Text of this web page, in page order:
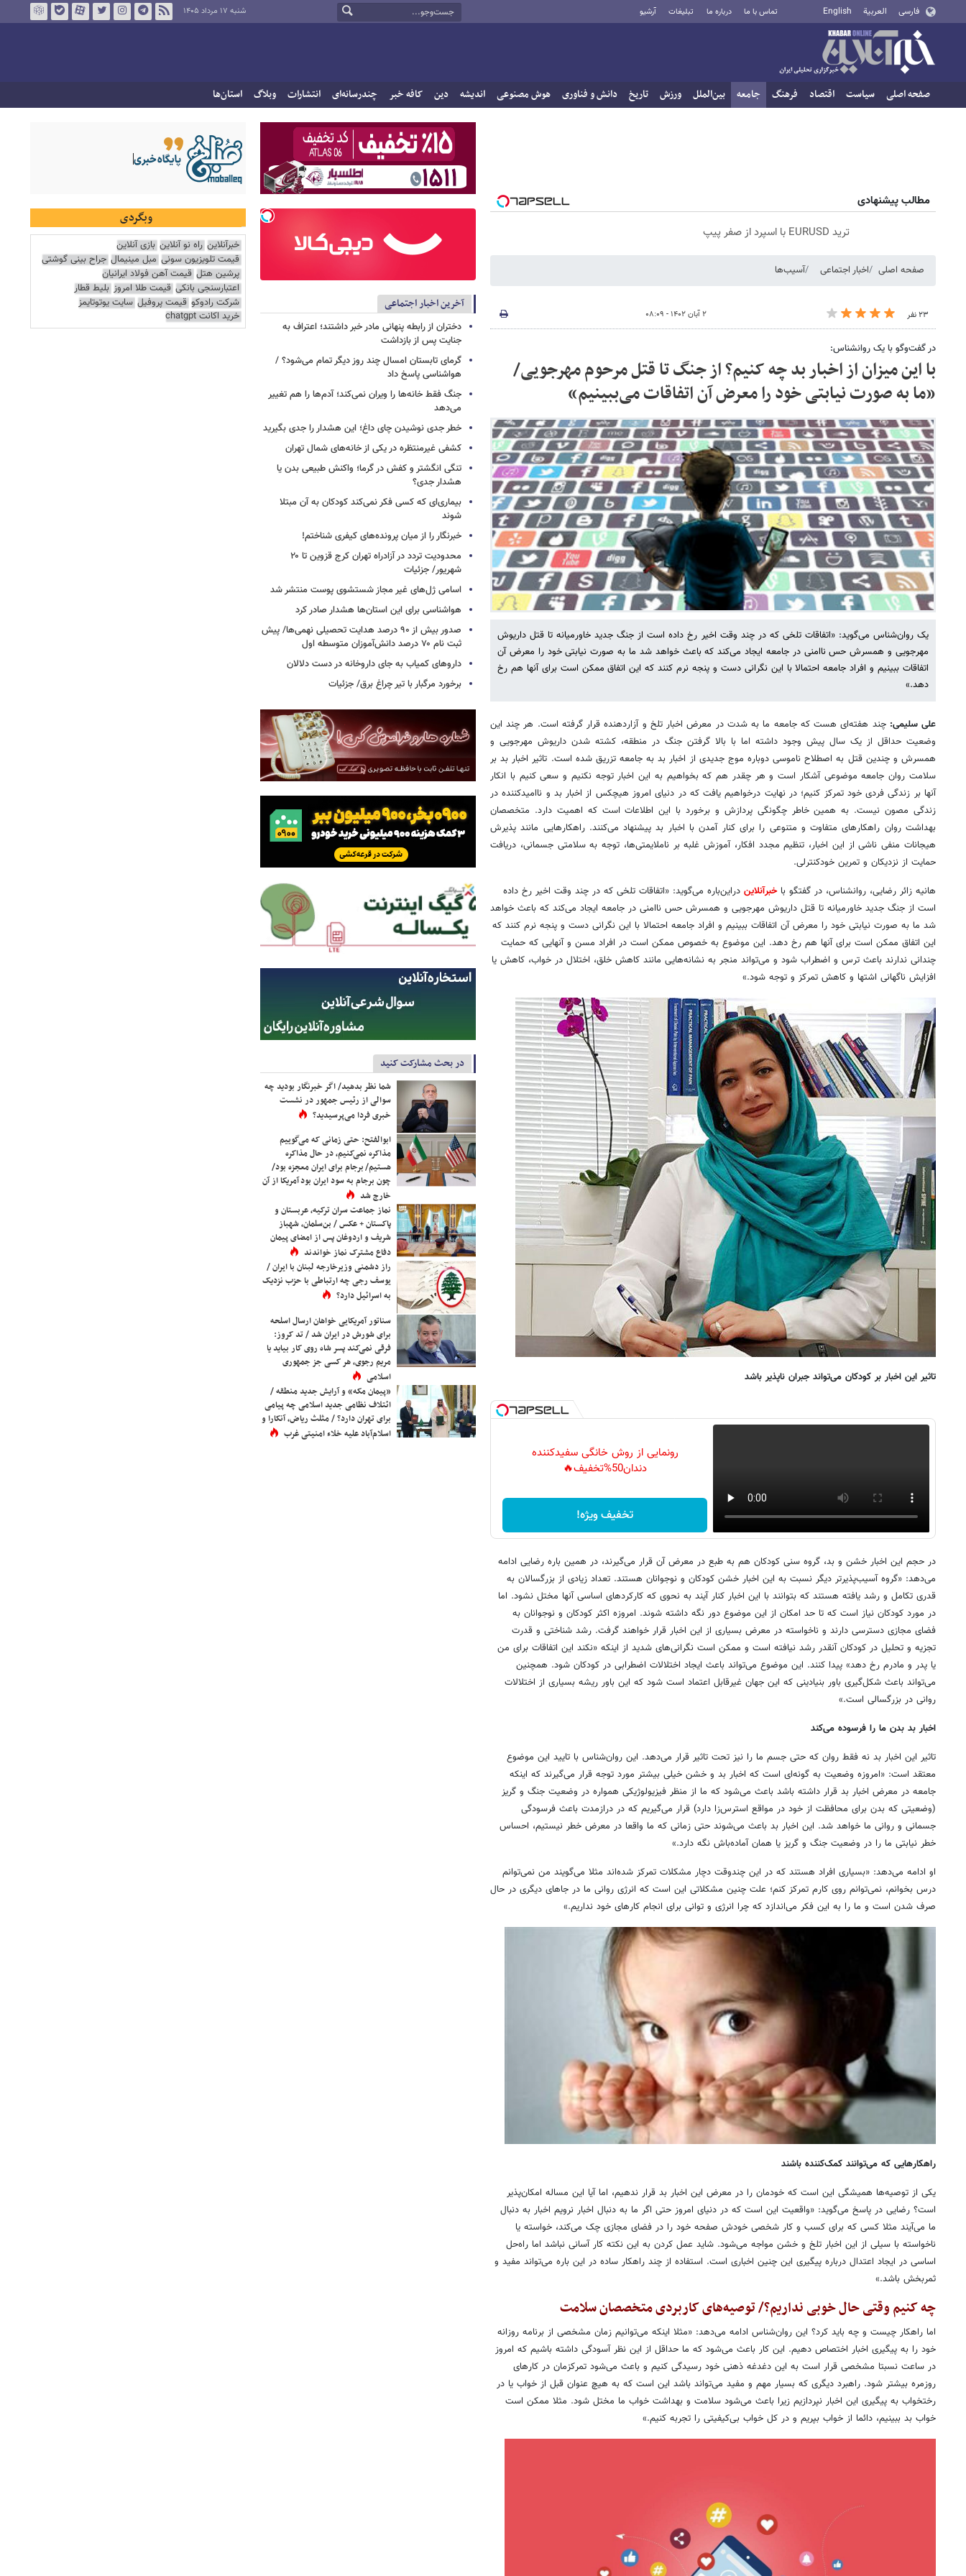
فارسی العربية English تماس با ما درباره ما تبلیغات آرشیو شنبه ۱۷ مرداد ۱۴۰۵
صفحه اصلی سیاست اقتصاد فرهنگ جامعه بین‌الملل ورزش تاریخ دانش و فناوری هوش مصنوعی اندیشه دین کافه خبر چندرسانه‌ای انتشارات وبلاگ استان‌ها
مطالب پیشنهادی
ترید EURUSD با اسپرد از صفر پیپ
صفحه اصلی اخبار اجتماعی آسیب‌ها
۲۳ نفر ۲ آبان ۱۴۰۲ - ۰۸:۰۹
در گفت‌وگو با یک روانشناس:
با این میزان از اخبار بد چه کنیم؟ از جنگ تا قتل مرحوم مهرجویی/
«ما به صورت نیابتی خود را معرض آن اتفاقات می‌ببینیم»
یک روان‌شناس می‌گوید: «اتفاقات تلخی که در چند وقت اخیر رخ داده است از جنگ جدید خاورمیانه تا قتل داریوش
مهرجویی و همسرش حس ناامنی در جامعه ایجاد می‌کند که باعث خواهد شد ما به صورت نیابتی خود را معرض آن
اتفاقات ببینیم و افراد جامعه احتمالا با این نگرانی دست و پنجه نرم کنند که این اتفاق ممکن است برای آنها هم رخ
دهد.»
علی سلیمی: چند هفته‌ای هست که جامعه ما به شدت در معرض اخبار تلخ و آزاردهنده قرار گرفته است. هر چند این
وضعیت حداقل از یک سال پیش وجود داشته اما با بالا گرفتن جنگ در منطقه، کشته شدن داریوش مهرجویی و
همسرش و چندین قتل به اصطلاح ناموسی دوباره موج جدیدی از اخبار بد به جامعه تزریق شده است. تاثیر اخبار بد بر
سلامت روان جامعه موضوعی آشکار است و هر چقدر هم که بخواهیم به این اخبار توجه نکنیم و سعی کنیم با انکار
آنها بر زندگی فردی خود تمرکز کنیم؛ در نهایت درخواهیم یافت که در دنیای امروز هیچکس از اخبار بد و ناامیدکننده در
زندگی مصون نیست. به همین خاطر چگونگی پردازش و برخورد با این اطلاعات است که اهمیت دارد. متخصصان
بهداشت روان راهکارهای متفاوت و متنوعی را برای کنار آمدن با اخبار بد پیشنهاد می‌کنند. راهکارهایی مانند پذیرش
هیجانات منفی ناشی از این اخبار، تنظیم مجدد افکار، آموزش غلبه بر ناملایمتی‌ها، توجه به سلامتی جسمانی، دریافت
حمایت از نزدیکان و تمرین خودکنترلی.
هانیه زائر رضایی، روانشناس، در گفتگو باخبرآنلاین دراین‌باره می‌گوید: «اتفاقات تلخی که در چند وقت اخیر رخ داده
است از جنگ جدید خاورمیانه تا قتل داریوش مهرجویی و همسرش حس ناامنی در جامعه ایجاد می‌کند که باعث خواهد
شد ما به صورت نیابتی خود را معرض آن اتفاقات ببینیم و افراد جامعه احتمالا با این نگرانی دست و پنجه نرم کنند که
این اتفاق ممکن است برای آنها هم رخ دهد. این موضوع به خصوص ممکن است در افراد مسن و آنهایی که حمایت
چندانی ندارند باعث ترس و اضطراب شود و می‌تواند منجر به نشانه‌هایی مانند کاهش خلق، اختلال در خواب، کاهش یا
افزایش ناگهانی اشتها و کاهش تمرکز و توجه شود.»
تاثیر این اخبار بر کودکان می‌تواند جبران ناپذیر باشد
رونمایی از روش خانگی سفیدکننده
دندان50%تخفیف🔥
تخفیف ویژه!
در حجم این اخبار خشن و بد، گروه سنی کودکان هم به طبع در معرض آن قرار می‌گیرند، در همین باره رضایی ادامه
می‌دهد: «گروه آسیب‌پذیرتر دیگر نسبت به این اخبار خشن کودکان و نوجوانان هستند. تعداد زیادی از بزرگسالان به
قدری تکامل و رشد یافته هستند که بتوانند با این اخبار کنار آیند به نحوی که کارکردهای اساسی آنها مختل نشود. اما
در مورد کودکان نیاز است که تا حد امکان از این موضوع دور نگه داشته شوند. امروزه اکثر کودکان و نوجوانان به
فضای مجازی دسترسی دارند و ناخواسته در معرض بسیاری از این اخبار قرار خواهند گرفت. رشد شناختی و قدرت
تجزیه و تحلیل در کودکان آنقدر رشد نیافته است و ممکن است نگرانی‌های شدید از اینکه «نکند این اتفاقات برای من
یا پدر و مادرم رخ دهد» پیدا کنند. این موضوع می‌تواند باعث ایجاد اختلالات اضطرابی در کودکان شود. همچنین
می‌تواند باعث شکل‌گیری باور بنیادینی که این جهان غیرقابل اعتماد است شود که این باور ریشه بسیاری از اختلالات
روانی در بزرگسالی است.»
اخبار بد بدن ما را فرسوده می‌کند
تاثیر این اخبار بد نه فقط روان که حتی جسم ما را نیز تحت تاثیر قرار می‌دهد. این روان‌شناس با تایید این موضوع
معتقد است: «امروزه وضعیت به گونه‌ای است که اخبار بد و خشن خیلی بیشتر مورد توجه قرار می‌گیرند که اینکه
جامعه در معرض اخبار بد قرار داشته باشد باعث می‌شود که ما از منظر فیزیولوژیکی همواره در وضعیت جنگ و گریز
(وضعیتی که بدن برای محافظت از خود در مواقع استرس‌زا دارد) قرار می‌گیریم که در درازمدت باعث فرسودگی
جسمانی و روانی ما خواهد شد. این اخبار بد باعث می‌شوند حتی زمانی که ما واقعا در معرض خطر نیستیم، احساس
خطر نیابتی ما را در وضعیت جنگ و گریز یا همان آماده‌باش نگه دارد.»
او ادامه می‌دهد: «بسیاری افراد هستند که در این چندوقت دچار مشکلات تمرکز شده‌اند مثلا می‌گویند من نمی‌توانم
درس بخوانم، نمی‌توانم روی کارم تمرکز کنم؛ علت چنین مشکلاتی این است که انرژی روانی ما در جاهای دیگری در حال
صرف شدن است و ما را به این فکر می‌اندازد که چرا انرژی و توانی برای انجام کارهای خود نداریم.»
راهکارهایی که می‌توانند کمک‌کننده باشند
یکی از توصیه‌ها همیشگی این است که خودمان را در معرض این اخبار بد قرار ندهیم، اما آیا این مساله امکان‌پذیر
است؟ رضایی در پاسخ می‌گوید: «واقعیت این است که در دنیای امروز حتی اگر ما به دنبال اخبار نرویم اخبار به دنبال
ما می‌آیند مثلا کسی که برای کسب و کار شخصی خودش صفحه خود را در فضای مجازی چک می‌کند، خواسته یا
ناخواسته با سیلی از این اخبار تلخ و خشن مواجه می‌شود. شاید عمل کردن به این نکته کار آسانی نباشد اما راه‌حل
اساسی در ایجاد اعتدال درباره پیگیری این چنین اخباری است. استفاده از چند راهکار ساده در این باره می‌تواند مفید و
ثمربخش باشد.»
چه کنیم وقتی حال خوبی نداریم؟/ توصیه‌های کاربردی متخصصان سلامت
اما راهکار چیست و چه باید کرد؟ این روان‌شناس ادامه می‌دهد: «مثلا اینکه می‌توانیم زمان مشخصی از برنامه روزانه
خود را به پیگیری اخبار اختصاص دهیم. این کار باعث می‌شود که ما حداقل از این نظر آسودگی داشته باشیم که امروز
در ساعت نسبتا مشخصی قرار است به این دغدغه ذهنی خود رسیدگی کنیم و باعث می‌شود تمرکزمان در کارهای
روزمره بیشتر شود. راهبرد دیگری که بسیار مهم و مفید می‌تواند باشد این است که به هیچ عنوان قبل از خواب یا در
رختخواب به پیگیری این اخبار نپردازیم زیرا باعث می‌شود سلامت و بهداشت خواب ما مختل شود. مثلا ممکن است
خواب بد ببینیم، دائما از خواب بپریم و در کل خواب بی‌کیفیتی را تجربه کنیم.»
آخرین اخبار اجتماعی
دختران از رابطه پنهانی مادر خبر داشتند؛ اعتراف به
جنایت پس از بازداشت
گرمای تابستان امسال چند روز دیگر تمام می‌شود؟ /
هواشناسی پاسخ داد
جنگ فقط خانه‌ها را ویران نمی‌کند؛ آدم‌ها را هم تغییر
می‌دهد
خطر جدی نوشیدن چای داغ؛ این هشدار را جدی بگیرید
کشفی غیرمنتظره در یکی از خانه‌های شمال تهران
تنگی انگشتر و کفش در گرما؛ واکنش طبیعی بدن یا
هشدار جدی؟
بیماری‌ای که کسی فکر نمی‌کند کودکان به آن مبتلا
شوند
خبرنگار را از میان پرونده‌های کیفری شناختم!
محدودیت تردد در آزادراه تهران کرج قزوین تا ۲۰
شهریور/ جزئیات
اسامی ژل‌های غیر مجاز شستشوی پوست منتشر شد
هواشناسی برای این استان‌ها هشدار صادر کرد
صدور بیش از ۹۰ درصد هدایت تحصیلی نهمی‌ها/ پیش
ثبت نام ۷۰ درصد دانش‌آموزان متوسطه اول
داروهای کمیاب به جای داروخانه در دست دلالان
برخورد مرگبار با تیر چراغ برق/ جزئیات
در بحث مشارکت کنید
شما نظر بدهید/ اگر خبرنگار بودید چه
سوالی از رئیس جمهور در نشست
خبری فردا می‌پرسیدید؟
ابوالفتح: حتی زمانی که می‌گوییم
مذاکره نمی‌کنیم، در حال مذاکره
هستیم/ برجام برای ایران معجزه بود/
چون برجام به سود ایران بود آمریکا از آن
خارج شد
نماز جماعت سران ترکیه، عربستان و
پاکستان + عکس / بن‌سلمان، شهباز
شریف و اردوغان پس از امضای پیمان
دفاع مشترک نماز خواندند
راز دشمنی وزیرخارجه لبنان با ایران /
یوسف رجی چه ارتباطی با حزب نزدیک
به اسرائیل دارد؟
سناتور آمریکایی خواهان ارسال اسلحه
برای شورش در ایران شد / تد کروز:
فرقی نمی‌کند پسر شاه روی کار بیاید یا
مریم رجوی، هر کسی جز جمهوری
اسلامی
«پیمان مکه» و آرایش جدید منطقه /
ائتلاف نظامی جدید اسلامی چه پیامی
برای تهران دارد؟ / مثلث ریاض، آنکارا و
اسلام‌آباد علیه خلاء امنیتی غرب
وبگردی
خبرآنلاین راه نو آنلاین بازی آنلاین
قیمت تلویزیون سونی مبل مینیمال جراح بینی گوشتی
پرشین هتل قیمت آهن فولاد ایرانیان
اعتبارسنجی بانکی قیمت طلا امروز بلیط قطار
شرکت رادوکو قیمت پروفیل سایت یوتوتایمز
خرید اکانت chatgpt